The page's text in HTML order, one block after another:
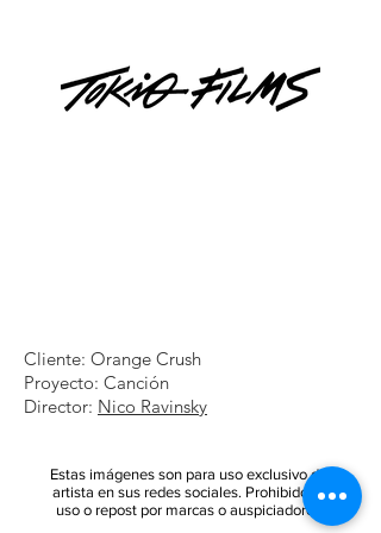
Cliente: Orange Crush
Proyecto: Canción
Director: Nico Ravinsky
Estas imágenes son para uso exclusivo del
artista en sus redes sociales. Prohibido su
uso o repost por marcas o auspiciadores.